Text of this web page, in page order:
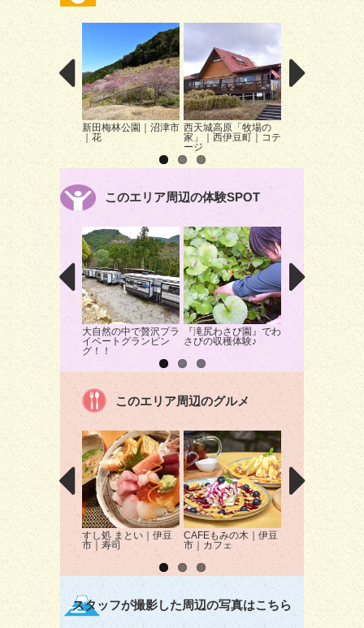
新田梅林公園｜沼津市
｜花
西天城高原「牧場の
家」｜西伊豆町｜コテ
ージ
碧（みどり）の
津市｜展望台
このエリア周辺の体験SPOT
大自然の中で贅沢プラ
イベートグランピン
グ！！
『滝尻わさび園』でわ
さびの収穫体験♪
年に一度だけ！
から紅葉を眺め
狭パックラフト
このエリア周辺のグルメ
すし処 まとい｜伊豆
市｜寿司
CAFEもみの木｜伊豆
市｜カフェ
海産屋 海産亭｜
豆町｜海鮮
スタッフが撮影した周辺の写真はこちら